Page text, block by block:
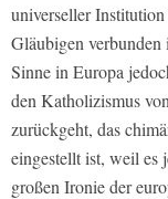
universeller
Gläubigen
Sinne in Europa
den Katholizismus
zurückgeht, das
eingestellt ist, weil es
großen Ironie der